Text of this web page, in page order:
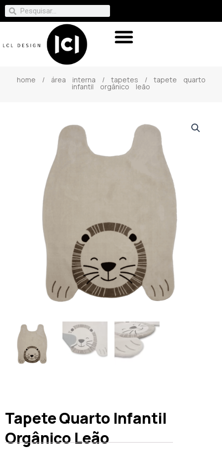
home / área interna / tapetes / tapete quarto
infantil orgânico leão
Tapete Quarto Infantil
Orgânico Leão